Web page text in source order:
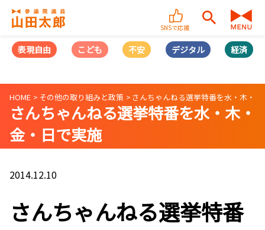
SNSで応援
表現自由 こども 不安 デジタル 経済
HOME その他の取り組みと政策 さんちゃんねる選挙特番を水・木・
さんちゃんねる選挙特番を水・木・
金・日で実施
2014.12.10
さんちゃんねる選挙特番